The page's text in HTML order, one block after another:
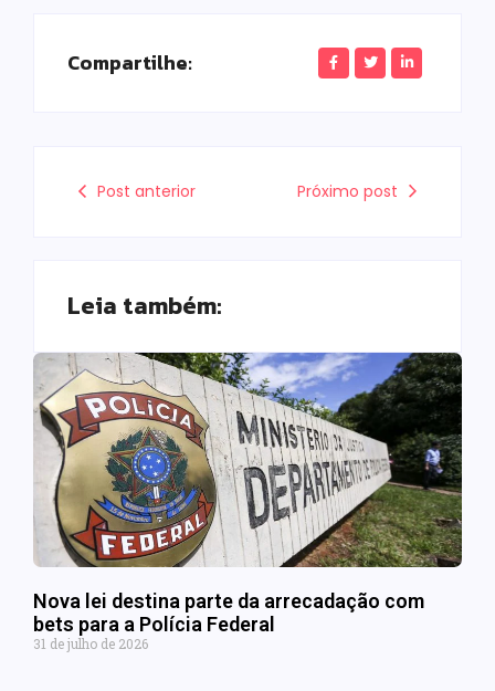
Compartilhe:
Post anterior Próximo post
Leia também:
Nova lei destina parte da arrecadação com
bets para a Polícia Federal
31 de julho de 2026